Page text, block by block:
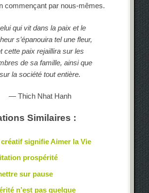
commençant par nous-mêmes.
qui vit dans la paix et le
s’épanouira tel une fleur,
cette paix rejaillira sur les
de sa famille, ainsi que
sur la société tout entière.
— Thich Nhat Hanh
Similaires :
signifie Aimer la Vie
prospérité
sur pause
n’est pas quelque